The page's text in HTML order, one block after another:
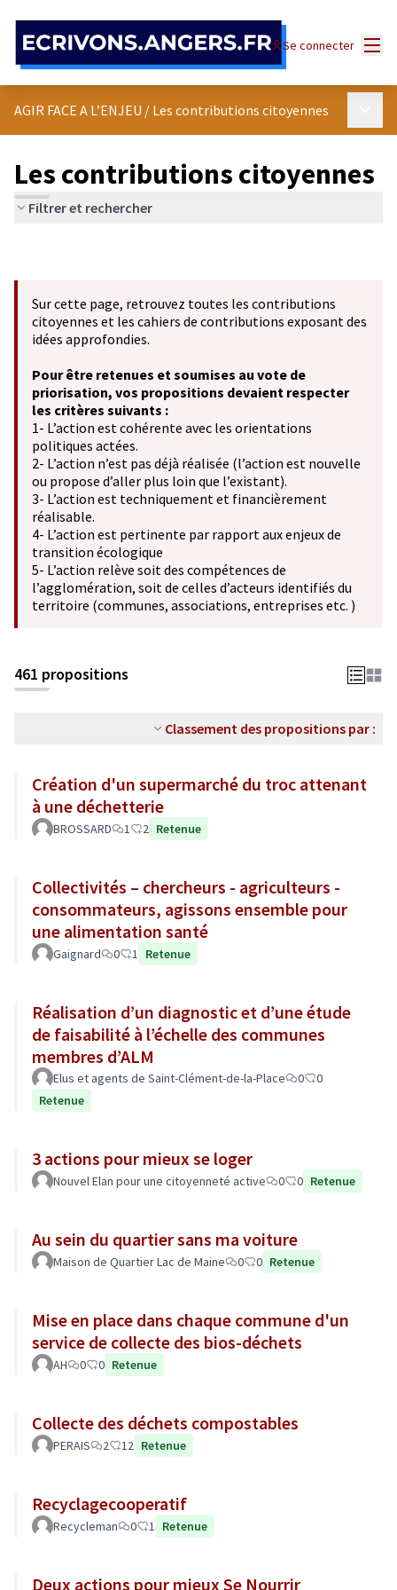
Se connecter
AGIR FACE A L’ENJEU / Les contributions citoyennes
Les contributions citoyennes
Filtrer et rechercher
Sur cette page, retrouvez toutes les contributions
citoyennes et les cahiers de contributions exposant des
idées approfondies.
Pour être retenues et soumises au vote de
priorisation, vos propositions devaient respecter
les critères suivants :
1- L’action est cohérente avec les orientations
politiques actées.
2- L’action n’est pas déjà réalisée (l’action est nouvelle
ou propose d’aller plus loin que l’existant).
3- L’action est techniquement et financièrement
réalisable.
4- L’action est pertinente par rapport aux enjeux de
transition écologique
5- L’action relève soit des compétences de
l’agglomération, soit de celles d’acteurs identifiés du
territoire (communes, associations, entreprises etc. )
461 propositions
Classement des propositions par :
Création d'un supermarché du troc attenant
à une déchetterie
BROSSARD 1 2 Retenue
Collectivités – chercheurs - agriculteurs -
consommateurs, agissons ensemble pour
une alimentation santé
Gaignard 0 1 Retenue
Réalisation d’un diagnostic et d’une étude
de faisabilité à l’échelle des communes
membres d’ALM
Elus et agents de Saint-Clément-de-la-Place 0
0
Retenue
3 actions pour mieux se loger
Nouvel Elan pour une citoyenneté active 0 0 Retenue
Au sein du quartier sans ma voiture
Maison de Quartier Lac de Maine 0 0 Retenue
Mise en place dans chaque commune d'un
service de collecte des bios-déchets
AH 0 0 Retenue
Collecte des déchets compostables
PERAIS 2 12 Retenue
Recyclagecooperatif
Recycleman 0 1 Retenue
Deux actions pour mieux Se Nourrir